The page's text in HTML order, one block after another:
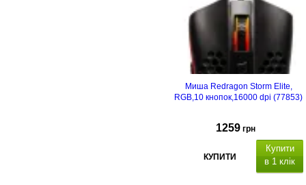
Миша Redragon Storm Elite,
RGB,10 кнопок,16000 dpi (77853)
1259 грн
КУПИТИ
Купити
в 1 клік